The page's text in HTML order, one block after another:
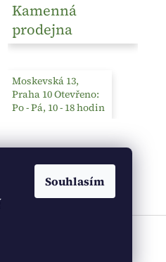
Souhlasím
Kamenná
prodejna
Moskevská 13,
Praha 10 Otevřeno:
Po - Pá, 10 - 18 hodin